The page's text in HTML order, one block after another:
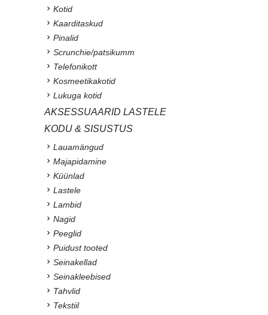
Kotid
Kaarditaskud
Pinalid
Scrunchie/patsikumm
Telefonikott
Kosmeetikakotid
Lukuga kotid
AKSESSUAARID LASTELE
KODU & SISUSTUS
Lauamängud
Majapidamine
Küünlad
Lastele
Lambid
Nagid
Peeglid
Puidust tooted
Seinakellad
Seinakleebised
Tahvlid
Tekstiil